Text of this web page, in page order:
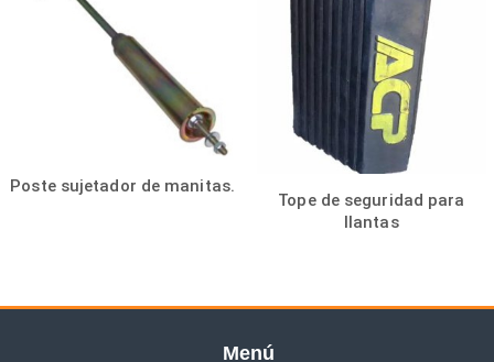
Poste sujetador de manitas.
Tope de seguridad para
llantas
Menú